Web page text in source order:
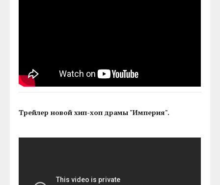
Трейлер новой хип-хоп драмы "Империя".